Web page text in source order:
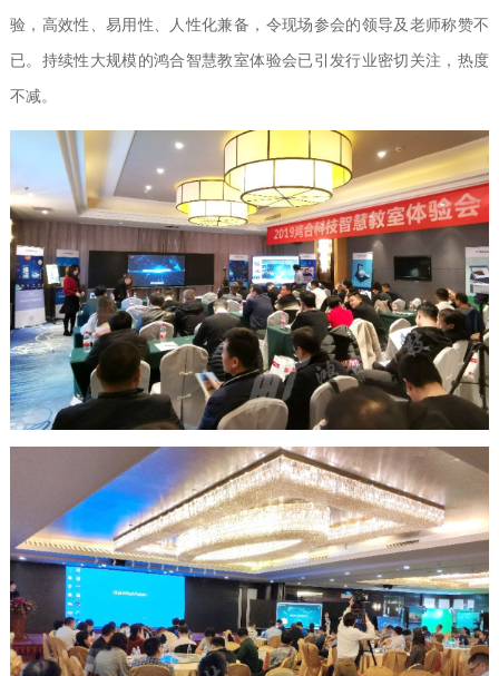
验，高效性、易用性、人性化兼备，令现场参会的领导及老师称赞不
已。持续性大规模的鸿合智慧教室体验会已引发行业密切关注，热度
不减。